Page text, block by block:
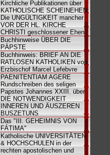
Kirchliche Publikationen über
KATHOLISCHE SCHEINEHEN:
Die UNGÜLTIGKEIT mancher
VOR DER HL. KIRCHE
CHRISTI geschlossener Ehen
Buchhinweise ÜBER DIE
PÄPSTE
Buchhinweis: BRIEF AN DIE
RATLOSEN KATHOLIKEN von
Erzbischof Marcel Lefebvre
PAENITENTIAM AGERE
Rundschreiben des seligen
Papstes Johannes XXIII. über
DIE NOTWENDIGKEIT
INNEREN UND ÄUSZEREN
BUSZETUNS
Das "III. GEHEIMNIS VON
FÁTIMA"
Katholische UNIVERSITÄTEN
& HOCHSCHULEN in der
rechten apostolischen und